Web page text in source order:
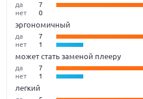
да
7
нет
0
эргономичный
да
7
нет
1
может стать заменой плееру
да
7
нет
1
легкий